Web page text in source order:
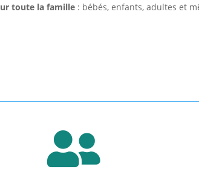
toute la famille : bébés, enfants, adultes et
